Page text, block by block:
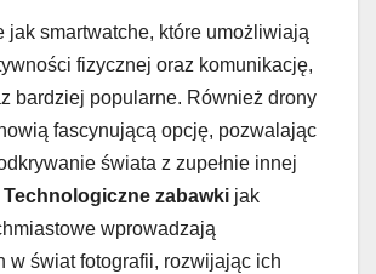
jak smartwatche, które umożliwiają
fizycznej oraz komunikację,
bardziej popularne. Również drony
fascynującą opcję, pozwalając
świata z zupełnie innej
Technologiczne zabawki jak
wprowadzają
w świat fotografii, rozwijając ich